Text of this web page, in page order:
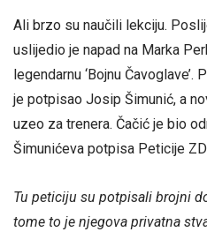
Ali brzo su naučili lekciju.
uslijedio je napad na Marka
legendarnu ‘Bojnu
je potpisao Josip Šimunić, a
uzeo za trenera. Čačić je bio
Šimunićeva potpisa Peticije
Tu peticiju su potpisali brojni
tome to je njegova privatna